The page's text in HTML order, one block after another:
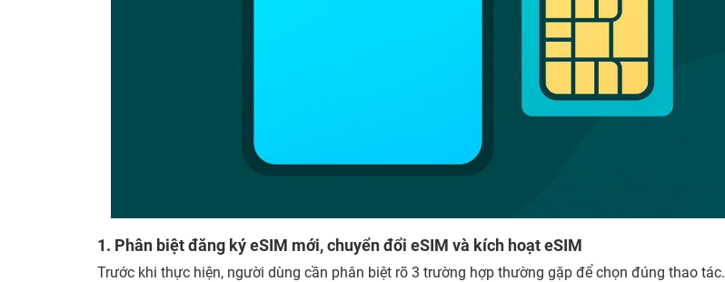
1. Phân biệt đăng ký eSIM mới, chuyển đổi eSIM và kích hoạt eSIM
Trước khi thực hiện, người dùng cần phân biệt rõ 3 trường hợp thường gặp để chọn đúng thao tác.